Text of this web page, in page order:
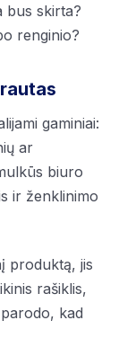
bus skirta?
renginio?
gaminiai:
ar
biuro
ir ženklinimo
produktą, jis
rašiklis,
kad